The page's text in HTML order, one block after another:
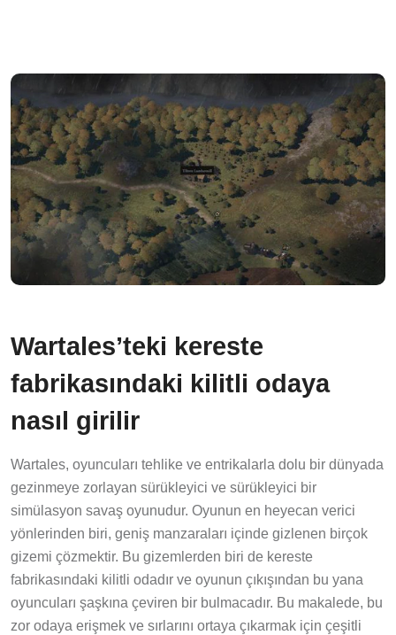
Wartales’teki kereste
fabrikasındaki kilitli odaya
nasıl girilir
Wartales, oyuncuları tehlike ve entrikalarla dolu bir dünyada
gezinmeye zorlayan sürükleyici ve sürükleyici bir
simülasyon savaş oyunudur. Oyunun en heyecan verici
yönlerinden biri, geniş manzaraları içinde gizlenen birçok
gizemi çözmektir. Bu gizemlerden biri de kereste
fabrikasındaki kilitli odadır ve oyunun çıkışından bu yana
oyuncuları şaşkına çeviren bir bulmacadır. Bu makalede, bu
zor odaya erişmek ve sırlarını ortaya çıkarmak için çeşitli